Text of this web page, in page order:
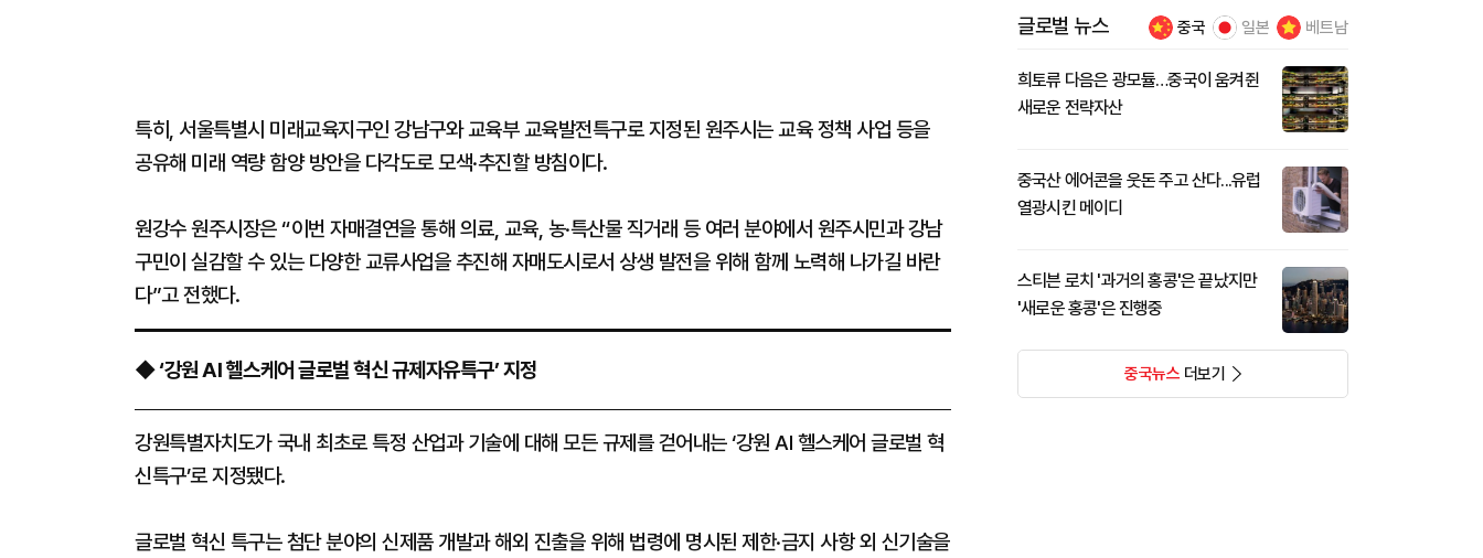
특히, 서울특별시 미래교육지구인 강남구와 교육부 교육발전특구로 지정된 원주시는 교육 정책 사업 등을
공유해 미래 역량 함양 방안을 다각도로 모색·추진할 방침이다.
원강수 원주시장은 “이번 자매결연을 통해 의료, 교육, 농·특산물 직거래 등 여러 분야에서 원주시민과 강남
구민이 실감할 수 있는 다양한 교류사업을 추진해 자매도시로서 상생 발전을 위해 함께 노력해 나가길 바란
다”고 전했다.
◆ ‘강원 AI 헬스케어 글로벌 혁신 규제자유특구’ 지정
강원특별자치도가 국내 최초로 특정 산업과 기술에 대해 모든 규제를 걷어내는 ‘강원 AI 헬스케어 글로벌 혁
신특구’로 지정됐다.
글로벌 혁신 특구는 첨단 분야의 신제품 개발과 해외 진출을 위해 법령에 명시된 제한·금지 사항 외 신기술을
글로벌 뉴스 중국 일본 베트남
희토류 다음은 광모듈…중국이 움켜쥔
새로운 전략자산
중국산 에어콘을 웃돈 주고 산다...유럽
열광시킨 메이디
스티븐 로치 '과거의 홍콩'은 끝났지만
'새로운 홍콩'은 진행중
중국뉴스더보기